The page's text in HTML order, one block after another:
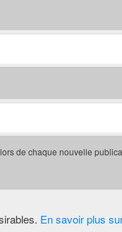
de chaque nouvelle
En savoir plus